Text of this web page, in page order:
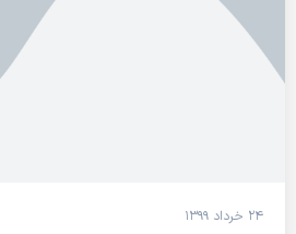
۲۴ خرداد ۱۳۹۹